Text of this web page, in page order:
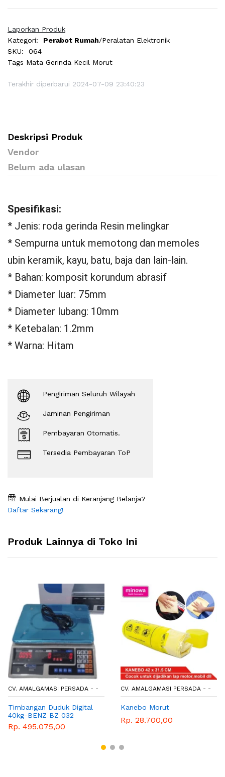
Laporkan Produk
Kategori:
Perabot Rumah/Peralatan Elektronik
SKU:
064
Tags Mata Gerinda Kecil Morut
Terakhir diperbarui 2024-07-09 23:40:23
Deskripsi Produk
Vendor
Belum ada ulasan
Spesifikasi:
* Jenis: roda gerinda Resin melingkar
* Sempurna untuk memotong dan memoles
ubin keramik, kayu, batu, baja dan lain-lain.
* Bahan: komposit korundum abrasif
* Diameter luar: 75mm
* Diameter lubang: 10mm
* Ketebalan: 1.2mm
* Warna: Hitam
Pengiriman Seluruh Wilayah
Jaminan Pengiriman
Pembayaran Otomatis.
Tersedia Pembayaran ToP
Mulai Berjualan di Keranjang Belanja?
Daftar Sekarang!
Produk Lainnya di Toko Ini
CV. AMALGAMASI PERSADA - -
Timbangan Duduk Digital
40kg-BENZ BZ 032
Rp. 495.075,00
CV. AMALGAMASI PERSADA - -
Kanebo Morut
Rp. 28.700,00